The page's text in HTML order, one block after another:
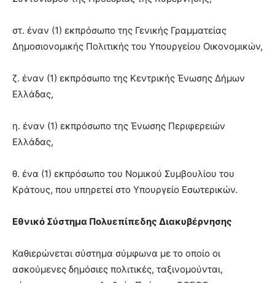
στ. έναν (1) εκπρόσωπο της Γενικής Γραμματείας
Δημοσιονομικής Πολιτικής του Υπουργείου Οικονομικών,
ζ. έναν (1) εκπρόσωπο της Κεντρικής Ένωσης Δήμων
Ελλάδας,
η. έναν (1) εκπρόσωπο της Ένωσης Περιφερειών
Ελλάδας,
θ. ένα (1) εκπρόσωπο του Νομικού Συμβουλίου του
Κράτους, που υπηρετεί στο Υπουργείο Εσωτερικών.
Εθνικό Σύστημα Πολυεπίπεδης Διακυβέρνησης
Καθιερώνεται σύστημα σύμφωνα με το οποίο οι
ασκούμενες δημόσιες πολιτικές, ταξινομούνται,